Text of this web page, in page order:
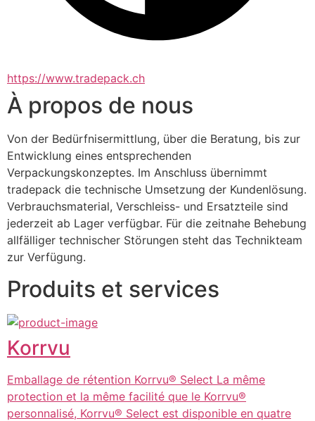
https://www.tradepack.ch
À propos de nous
Von der Bedürfnisermittlung, über die Beratung, bis zur
Entwicklung eines entsprechenden
Verpackungskonzeptes. Im Anschluss übernimmt
tradepack die technische Umsetzung der Kundenlösung.
Verbrauchsmaterial, Verschleiss- und Ersatzteile sind
jederzeit ab Lager verfügbar. Für die zeitnahe Behebung
allfälliger technischer Störungen steht das Technikteam
zur Verfügung.
Produits et services
Korrvu
Emballage de rétention Korrvu® Select La même
protection et la même facilité que le Korrvu®
personnalisé, Korrvu® Select est disponible en quatre